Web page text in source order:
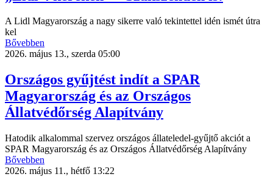
A Lidl Magyarország a nagy sikerre való tekintettel idén ismét útra
kel
Bővebben
2026. május 13., szerda 05:00
Országos gyűjtést indít a SPAR
Magyarország és az Országos
Állatvédőrség Alapítvány
Hatodik alkalommal szervez országos állateledel-gyűjtő akciót a
SPAR Magyarország és az Országos Állatvédőrség Alapítvány
Bővebben
2026. május 11., hétfő 13:22